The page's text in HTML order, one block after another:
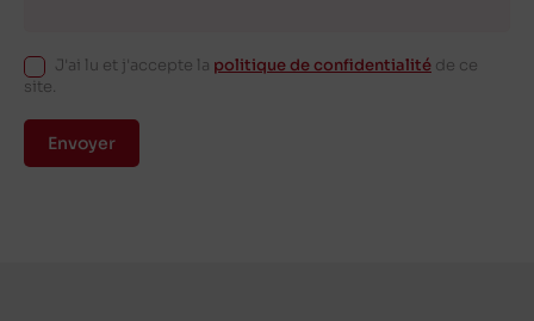
J'ai lu et j'accepte la politique de confidentialité de ce
site.
Envoyer